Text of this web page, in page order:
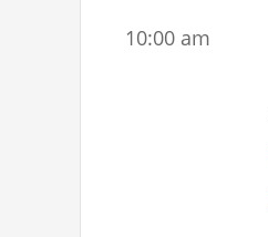
Navigation
by
10:00 am